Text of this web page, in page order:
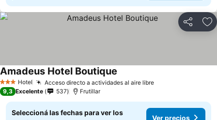
Compartir
3 Estrellas
Hotel Acceso directo a actividades al aire libreVer precios
Amadeus Hotel Boutique
9,3 Excelente 537 Frutillar
Seleccioná las fechas para ver los
Ver precios